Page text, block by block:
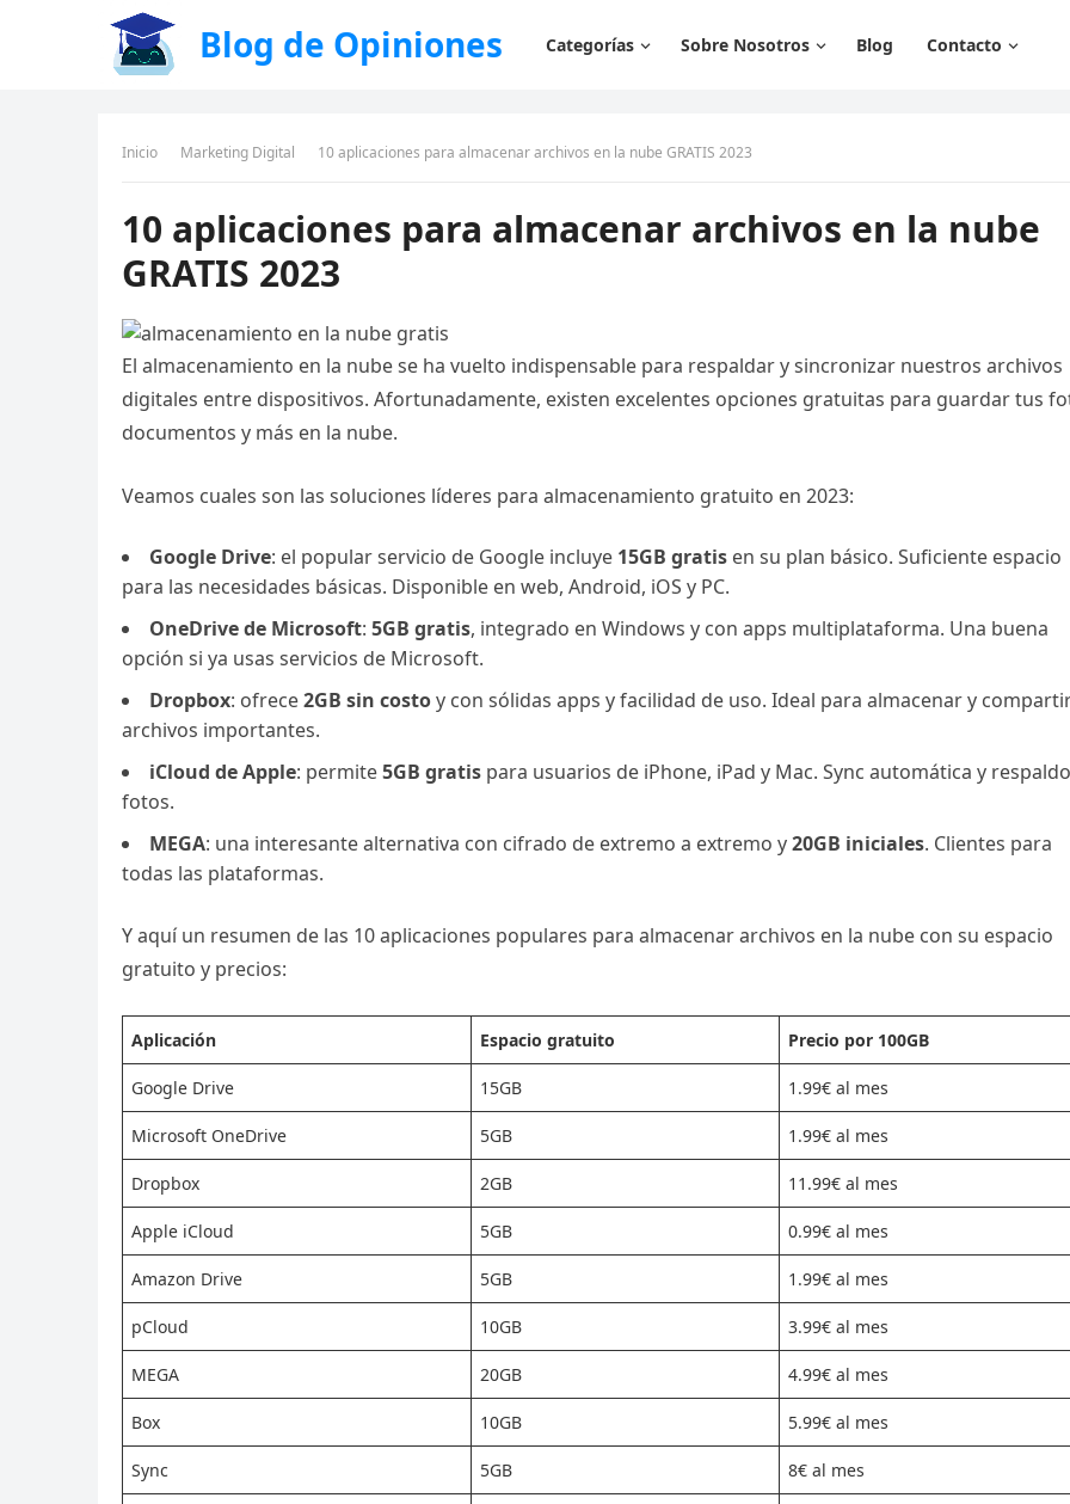
Blog de Opiniones Categorías Sobre Nosotros Blog Contacto
Inicio Marketing Digital 10 aplicaciones para almacenar archivos en la nube GRATIS 2023
10 aplicaciones para almacenar archivos en la nube
GRATIS 2023
El almacenamiento en la nube se ha vuelto indispensable para respaldar y sincronizar nuestros archivos
digitales entre dispositivos. Afortunadamente, existen excelentes opciones gratuitas para guardar tus
documentos y más en la nube.
Veamos cuales son las soluciones líderes para almacenamiento gratuito en 2023:
Google Drive: el popular servicio de Google incluye 15GB gratis en su plan básico. Suficiente espacio
para las necesidades básicas. Disponible en web, Android, iOS y PC.
OneDrive de Microsoft: 5GB gratis, integrado en Windows y con apps multiplataforma. Una buena
opción si ya usas servicios de Microsoft.
Dropbox: ofrece2GB sin costoy con sólidas apps y facilidad de uso. Ideal para almacenar y
archivos importantes.
iCloud de Apple: permite5GB gratis para usuarios de iPhone, iPad y Mac. Sync automática y
fotos.
MEGA: una interesante alternativa con cifrado de extremo a extremo y20GB iniciales. Clientes para
todas las plataformas.
Y aquí un resumen de las 10 aplicaciones populares para almacenar archivos en la nube con su espacio
gratuito y precios:
Aplicación Espacio gratuito Precio por 100GB
Google Drive 15GB 1.99€ al mes
Microsoft OneDrive 5GB 1.99€ al mes
Dropbox 2GB 11.99€ al mes
Apple iCloud 5GB 0.99€ al mes
Amazon Drive 5GB 1.99€ al mes
pCloud 10GB 3.99€ al mes
MEGA 20GB 4.99€ al mes
Box 10GB 5.99€ al mes
Sync 5GB 8€ al mes